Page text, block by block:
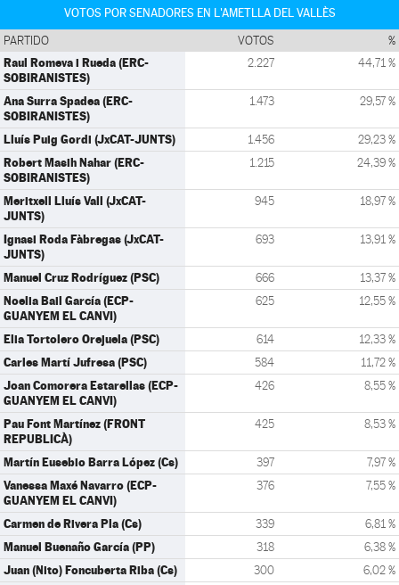
VOTOS POR SENADORES EN L'AMETLLA DEL VALLÈS
PARTIDO VOTOS %
Raul Romeva i Rueda (ERC-
SOBIRANISTES)
2.227 44,71 %
Ana Surra Spadea (ERC-
SOBIRANISTES)
1.473 29,57 %
Lluís Puig Gordi (JxCAT-JUNTS) 1.456 29,23 %
Robert Masih Nahar (ERC-
SOBIRANISTES)
1.215 24,39 %
Meritxell Lluís Vall (JxCAT-
JUNTS)
945 18,97 %
Ignasi Roda Fàbregas (JxCAT-
JUNTS)
693 13,91 %
Manuel Cruz Rodríguez (PSC) 666 13,37 %
Noelia Bail García (ECP-
GUANYEM EL CANVI)
625 12,55 %
Elia Tortolero Orejuela (PSC) 614 12,33 %
Carles Martí Jufresa (PSC) 584 11,72 %
Joan Comorera Estarellas (ECP-
GUANYEM EL CANVI)
426 8,55 %
Pau Font Martínez (FRONT
REPUBLICÀ)
425 8,53 %
Martín Eusebio Barra López (Cs) 397 7,97 %
Vanessa Maxé Navarro (ECP-
GUANYEM EL CANVI)
376 7,55 %
Carmen de Rivera Pla (Cs) 339 6,81 %
Manuel Buenaño García (PP) 318 6,38 %
Juan (Nito) Foncuberta Riba (Cs) 300 6,02 %